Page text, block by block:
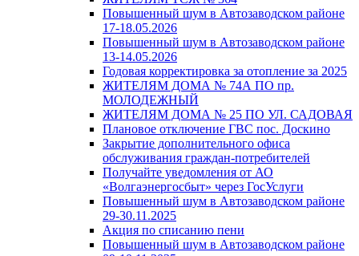
Повышенный шум в Автозаводском районе
17-18.05.2026
Повышенный шум в Автозаводском районе
13-14.05.2026
Годовая корректировка за отопление за 2025
ЖИТЕЛЯМ ДОМА № 74А ПО пр.
МОЛОДЕЖНЫЙ
ЖИТЕЛЯМ ДОМА № 25 ПО УЛ. САДОВАЯ
Плановое отключение ГВС пос. Доскино
Закрытие дополнительного офиса
обслуживания граждан-потребителей
Получайте уведомления от АО
«Волгаэнергосбыт» через ГосУслуги
Повышенный шум в Автозаводском районе
29-30.11.2025
Акция по списанию пени
Повышенный шум в Автозаводском районе